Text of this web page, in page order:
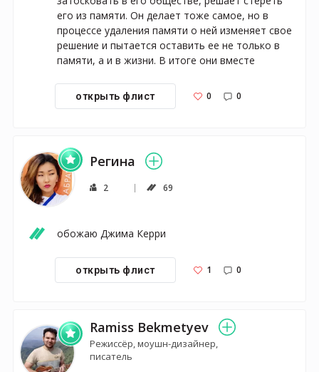
его из памяти. Он делает тоже самое, но в
процессе удаления памяти о ней изменяет свое
решение и пытается оставить ее не только в
памяти, а и в жизни. В итоге они вместе
открыть флист 0 0
Регина
2 69
обожаю Джима Керри
открыть флист 1 0
Ramiss Bekmetyev
Режиссёр, моушн-дизайнер,
писатель